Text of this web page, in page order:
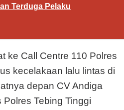
Terduga Pelaku
ke Call Centre 110 Polres
kecelakaan lalu lintas di
depan CV Andiga
Tebing Tinggi